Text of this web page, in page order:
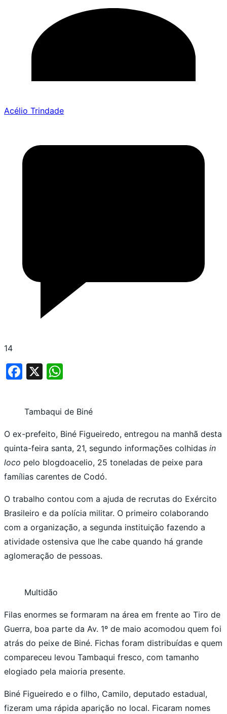
Acélio Trindade
14
Facebook
X
Tambaqui de Biné
O ex-prefeito, Biné Figueiredo, entregou na manhã desta
quinta-feira santa, 21, segundo informações colhidas in
loco pelo blogdoacelio, 25 toneladas de peixe para
famílias carentes de Codó.
O trabalho contou com a ajuda de recrutas do Exército
Brasileiro e da polícia militar. O primeiro colaborando
com a organização, a segunda instituição fazendo a
atividade ostensiva que lhe cabe quando há grande
aglomeração de pessoas.
Multidão
Filas enormes se formaram na área em frente ao Tiro de
Guerra, boa parte da Av. 1º de maio acomodou quem foi
atrás do peixe de Biné. Fichas foram distribuídas e quem
compareceu levou Tambaqui fresco, com tamanho
elogiado pela maioria presente.
Biné Figueiredo e o filho, Camilo, deputado estadual,
fizeram uma rápida aparição no local. Ficaram nomes